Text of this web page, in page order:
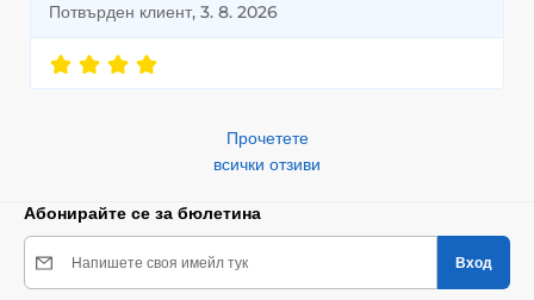
Потвърден клиент, 3. 8. 2026
Прочетете
всички отзиви
Абонирайте се за бюлетина
Напишете своя имейл тук Вход